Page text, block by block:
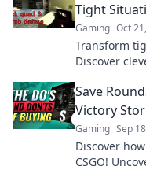
Tight
Gaming Oct
Transform
Discover
Save
Victory
Gaming Sep
Discover
CSGO!